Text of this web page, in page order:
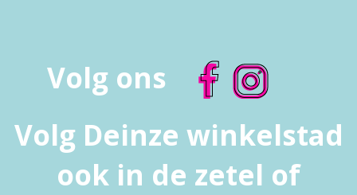
Volg ons
Volg Deinze winkelstad
ook in de zetel of